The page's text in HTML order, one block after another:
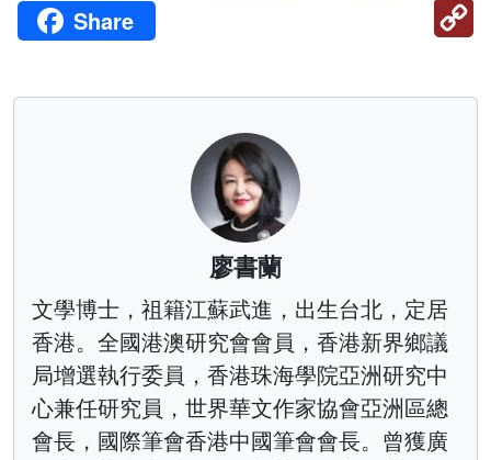
Share
廖書蘭
文學博士，祖籍江蘇武進，出生台北，定居
香港。全國港澳研究會會員，香港新界鄉議
局增選執行委員，香港珠海學院亞洲研究中
心兼任研究員，世界華文作家協會亞洲區總
會長，國際筆會香港中國筆會會長。曾獲廣